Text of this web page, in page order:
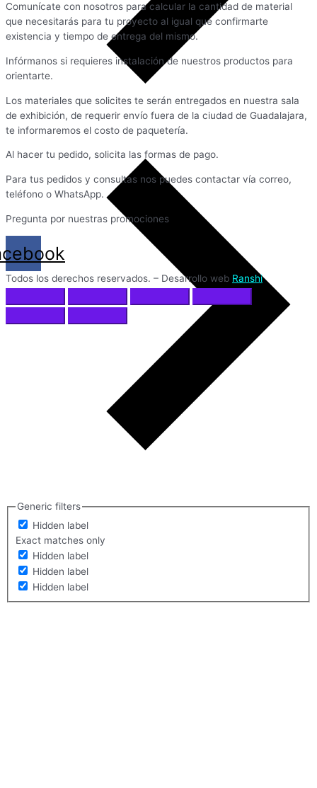
Generic filters
Hidden label
Exact matches only
Hidden label
Hidden label
Hidden label
Comunícate con nosotros para calcular la cantidad de material
que necesitarás para tu proyecto al igual que confirmarte
existencia y tiempo de entrega del mismo.
Infórmanos si requieres instalación de nuestros productos para
orientarte.
Los materiales que solicites te serán entregados en nuestra sala
de exhibición, de requerir envío fuera de la ciudad de Guadalajara,
te informaremos el costo de paquetería.
Al hacer tu pedido, solicita las formas de pago.
Para tus pedidos y consultas nos puedes contactar vía correo,
teléfono o WhatsApp.
Pregunta por nuestras promociones
Todos los derechos reservados. – Desarrollo web Ranshi